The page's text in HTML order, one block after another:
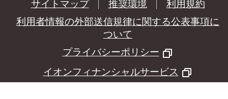
サイトマップ 推奨環境
利用規約
利用者情報の外部送信規律に関する公表事項に
ついて
プライバシーポリシー
イオンフィナンシャルサービス